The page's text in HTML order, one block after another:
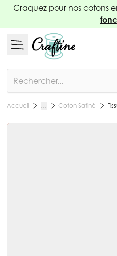
Allez au contenu
Craquez pour nos cotons
Accueil … Coton Satiné